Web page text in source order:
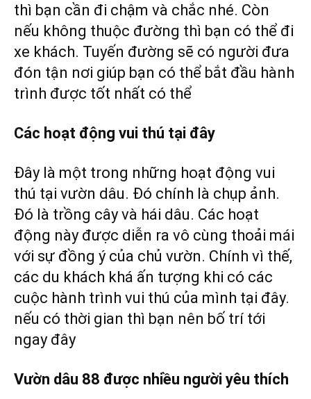
thì bạn cần đi chậm và chắc nhé. Còn
nếu không thuộc đường thì bạn có thể đi
xe khách. Tuyến đường sẽ có người đưa
đón tận nơi giúp bạn có thể bắt đầu hành
trình được tốt nhất có thể
Các hoạt động vui thú tại đây
Đây là một trong những hoạt động vui
thú tại vườn dâu. Đó chính là chụp ảnh.
Đó là trồng cây và hái dâu. Các hoạt
động này được diễn ra vô cùng thoải mái
với sự đồng ý của chủ vườn. Chính vì thế,
các du khách khá ấn tượng khi có các
cuộc hành trình vui thú của mình tại đây.
nếu có thời gian thì bạn nên bố trí tới
ngay đây
Vườn dâu 88 được nhiều người yêu thích